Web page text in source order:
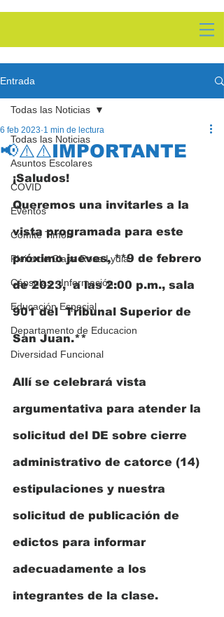
Entrada
Todas las Noticias
Asuntos Escolares
COVID
Eventos
Comite Timón
Pleito de Clase Rosa Lydia
Cápsulas - Información
Educación Especial
Departamento de Educacion
Diversidad Funcional
Todas las Noticias
📢⚠️⚠️IMPORTANTE
6 feb 2023 1 min de lectura
¡Saludos!
Queremos una invitarles a la
vista programada para este
próximo jueves, **9 de febrero
de 2023,  a las 2:00 p.m., sala
901 del  Tribunal Superior de
San Juan.**
Allí se celebrará vista
argumentativa para atender la
solicitud del DE sobre cierre
administrativo de catorce (14)
estipulaciones y nuestra
solicitud de publicación de
edictos para informar
adecuadamente a los
integrantes de la clase.